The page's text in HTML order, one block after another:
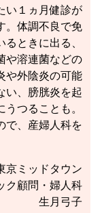
い１ヵ月健診が
。体調不良で免
ときに出る、
や溶連菌などの
や外陰炎の可能
い、膀胱炎を起
つることも。
で、産婦人科を
京ミッドタウン
ク顧問・婦人科
生月弓子